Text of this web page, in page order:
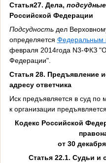
Статья27. Дела, подсудные
Российской Федерации
Подсудностьдел
определяется Федеральным
февраля 2014года N3-ФКЗ
Федерации".
Статья 28. Предъявление
адресу ответчика
Иск предъявляется в суд по
к организации
Кодекс Российской
от 30
Статья 22.1. Судьи и